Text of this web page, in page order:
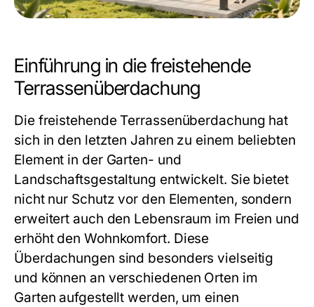
Einführung in die freistehende
Terrassenüberdachung
Die freistehende Terrassenüberdachung hat
sich in den letzten Jahren zu einem beliebten
Element in der Garten- und
Landschaftsgestaltung entwickelt. Sie bietet
nicht nur Schutz vor den Elementen, sondern
erweitert auch den Lebensraum im Freien und
erhöht den Wohnkomfort. Diese
Überdachungen sind besonders vielseitig
und können an verschiedenen Orten im
Garten aufgestellt werden, um einen